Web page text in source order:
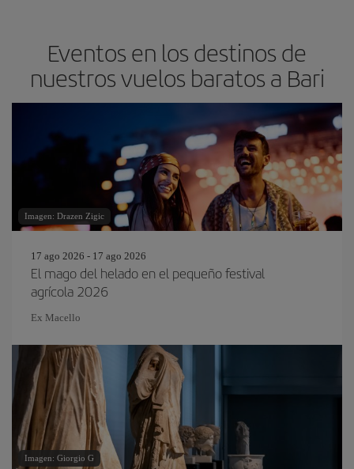
Eventos en los destinos de
nuestros vuelos baratos a Bari
Imagen: Drazen Zigic
17 ago 2026 - 17 ago 2026
El mago del helado en el pequeño festival
agrícola 2026
Ex Macello
Imagen: Giorgio G